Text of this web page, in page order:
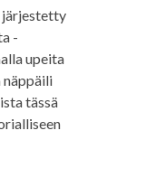
järjestetty
-
upeita
näppäili
tässä